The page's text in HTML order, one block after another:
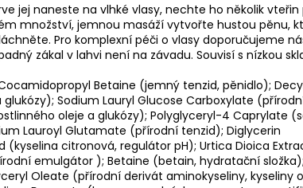
jej naneste na vlhké vlasy, nechte ho několik vteřin
množství, jemnou masáží vytvořte hustou pěnu,
Pro komplexní péči o vlasy doporučujeme
zákal v lahvi není na závadu. Souvisí s nízkou
Betaine (jemný tenzid, pěnidlo);
Sodium Lauryl Glucose Carboxylate
oleje a glukózy); Polyglyceryl-4 Caprylate
Lauroyl Glutamate (přírodní tenzid); Diglycerin
citronová, regulátor pH); Urtica Dioica
emulgátor ); Betaine (betain, hydratační
Oleate (přírodní derivát aminokyseliny, kyseliny